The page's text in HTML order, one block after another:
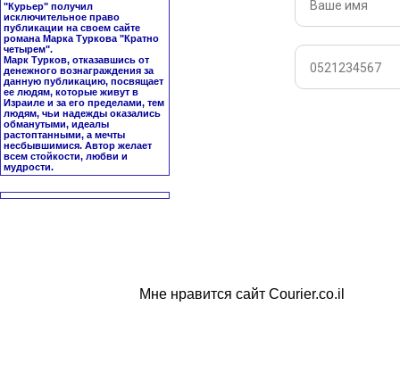
"Курьер" получил
исключительное право
публикации на своем сайте
романа Марка Туркова "Кратно
четырем".
Марк Турков, отказавшись от
денежного вознаграждения за
данную публикацию, посвящает
ее людям, которые живут в
Израиле и за его пределами, тем
людям, чьи надежды оказались
обманутыми, идеалы
растоптанными, а мечты
несбывшимися. Автор желает
всем стойкости, любви и
мудрости.
Мне нравится сайт Courier.co.il